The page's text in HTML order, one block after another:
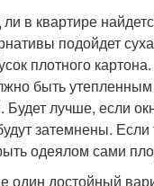
в квартире
подойдет
плотного
быть
Будет лучше, если
затемнены. Если
одеялом сами
один достойный